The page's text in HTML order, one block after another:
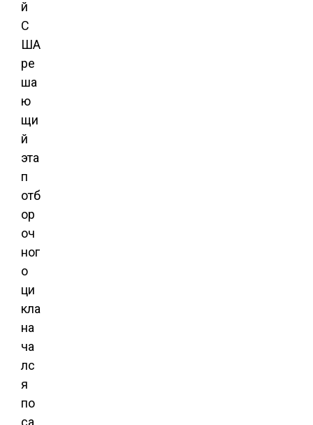
й
С
ША
ре
ша
ю
щи
й
эта
п
отб
ор
оч
ног
о
ци
кла
на
ча
лс
я
по
са